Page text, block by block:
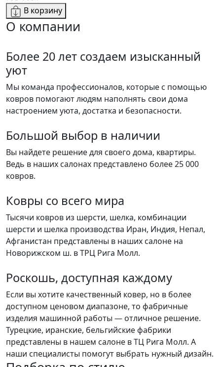
В корзину
О компании
Более 20 лет создаем изысканный
уют
Мы команда профессионалов, которые с помощью
ковров помогают людям наполнять свои дома
настроением уюта, достатка и безопасности.
Большой выбор в наличии
Вы найдете решение для своего дома, квартиры.
Ведь в наших салонах представлено более 25 000
ковров.
Ковры со всего мира
Тысячи ковров из шерсти, шелка, комбинации
шерсти и шелка производства Иран, Индия, Непал,
Афганистан представлены в наших салоне на
Новорижском ш. в ТРЦ Рига Молл.
Роскошь, доступная каждому
Если вы хотите качественный ковер, но в более
доступном ценовом диапазоне, то фабричные
изделия машинной работы — отличное решение.
Турецкие, иранские, бельгийские фабрики
представлены в нашем салоне в ТЦ Рига Молл. А
наши специалисты помогут выбрать нужный дизайн.